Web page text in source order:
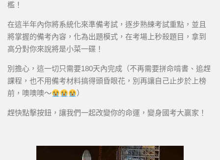
檻！
在這半年內你將系統化來準備考試，逐步熟練考試重點，並且
將掌握的備考內容，化為出題模式，在考場上秒殺題目，拿到
高分對你來說將是小菜一碟！
別擔心，這一切只需要180天內完成（不再需要拼命啃書、追趕
課程，也不用備考材料搞得頭昏眼花，別再讓自己止步於上榜
前，噢噢噢～
）
趕快點擊按鈕，讓我們一起改變你的命運，變身國考大贏家！